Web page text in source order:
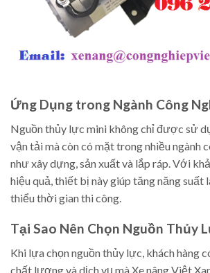
Ứng Dụng trong Ngành Công
Nguồn thủy lực mini không chỉ được sử
vận tải mà còn có mặt trong nhiều ngành
như xây dựng, sản xuất và lắp ráp. Với
hiệu quả, thiết bị này giúp tăng năng suất
thiểu thời gian thi công.
Tại Sao Nên Chọn Nguồn Thủy
Khi lựa chọn nguồn thủy lực, khách hàng
chất lượng và dịch vụ mà Xe nâng Việt